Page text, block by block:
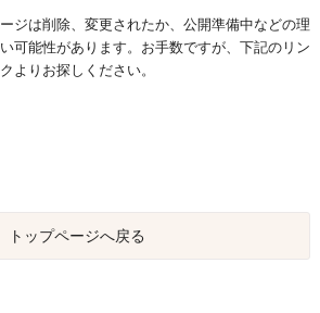
ジは削除、変更されたか、公開準備中などの理
可能性があります。お手数ですが、下記のリン
クよりお探しください。
トップページへ戻る